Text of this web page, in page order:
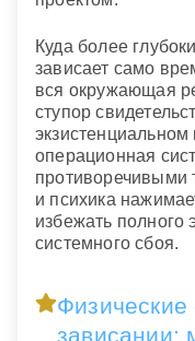
Куда более
зависает само
вся окружающая
ступор
операционная
противоречивыми
и психика
избежать полного
системного сбоя.
зависании: